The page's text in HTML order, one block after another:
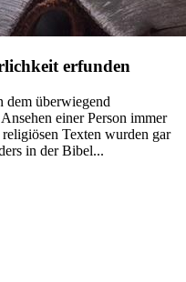
erfunden
dem überwiegend
einer Person immer
Texten wurden gar
in der Bibel...